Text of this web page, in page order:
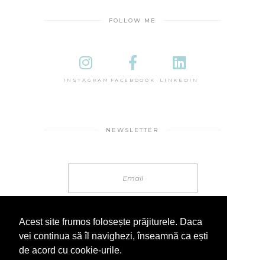
FOLLOW ME
INSTAGRAM FACEBOOOK LINKEDIN
NEWSLETTER
Acest site frumos folosește prăjiturele. Daca
vei continua să îl navighezi, înseamnă ca ești
de acord cu cookie-urile.